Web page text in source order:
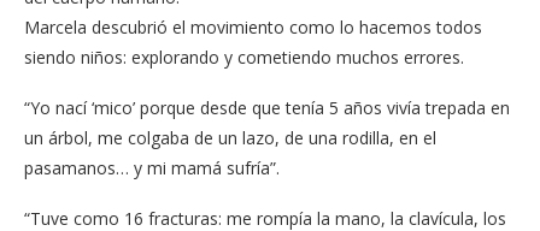
Marcela descubrió el movimiento como lo hacemos todos
siendo niños: explorando y cometiendo muchos errores.
“Yo nací ‘mico’ porque desde que tenía 5 años vivía trepada en
un árbol, me colgaba de un lazo, de una rodilla, en el
pasamanos… y mi mamá sufría”.
“Tuve como 16 fracturas: me rompía la mano, la clavícula, los